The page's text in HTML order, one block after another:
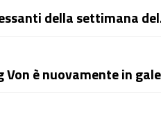
della settimana
Von è nuovamente in